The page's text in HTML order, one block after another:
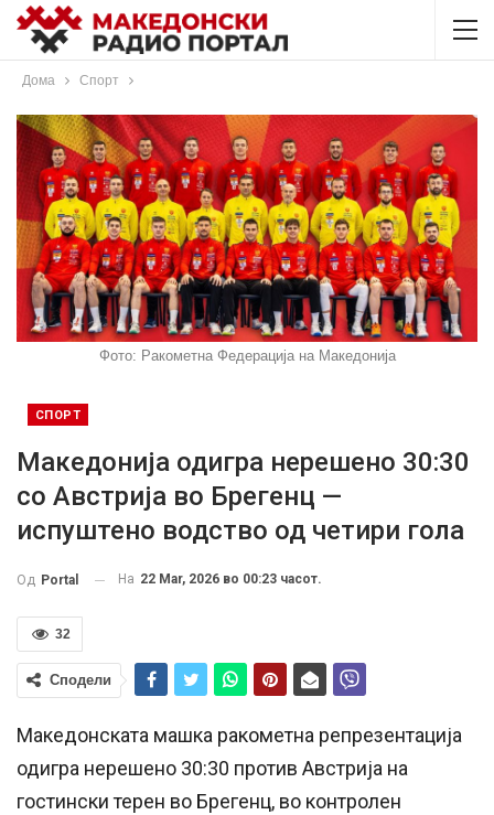
Дома Спорт
Фото: Ракометна Федерација на Македонија
СПОРТ
Македонија одигра нерешено 30:30
со Австрија во Брегенц —
испуштено водство од четири гола
Од Portal На 22 Mar, 2026 во 00:23 часот.
32
Сподели
Македонската машка ракометна репрезентација
одигра нерешено 30:30 против Австрија на
гостински терен во Брегенц, во контролен